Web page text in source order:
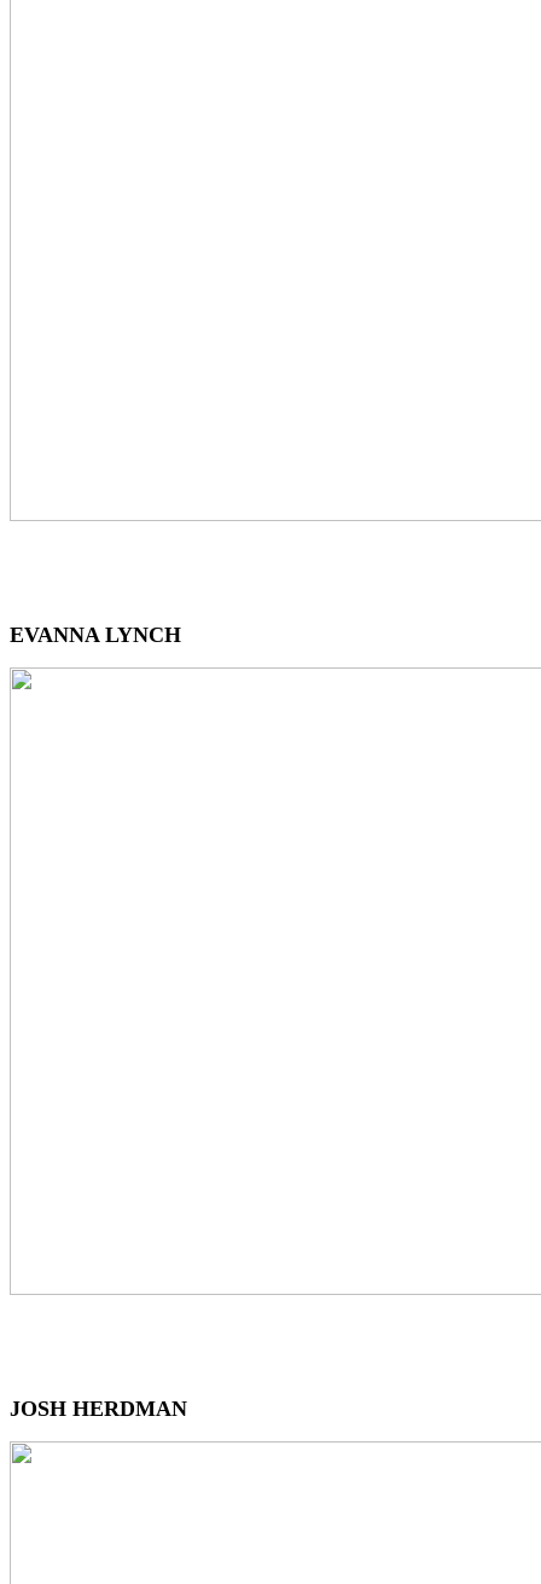
EVANNA LYNCH
JOSH HERDMAN